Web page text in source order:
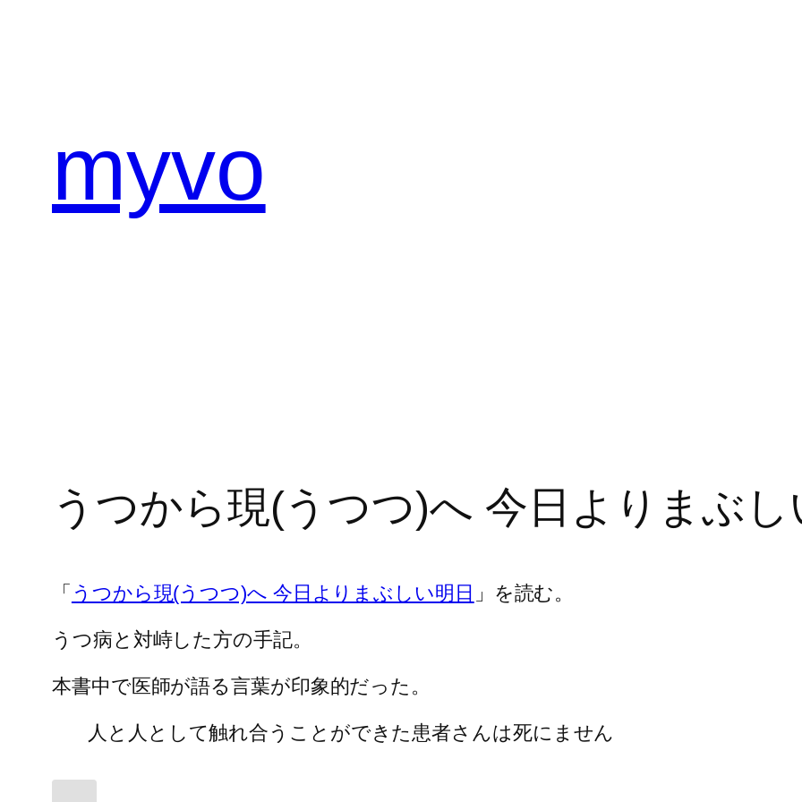
myvo
うつから現(うつつ)へ 今日よりまぶし
「 うつから現(うつつ)へ 今日よりまぶしい明日 」を読む。
うつ病と対峙した方の手記。
本書中で医師が語る言葉が印象的だった。
人と人として触れ合うことができた患者さんは死にません